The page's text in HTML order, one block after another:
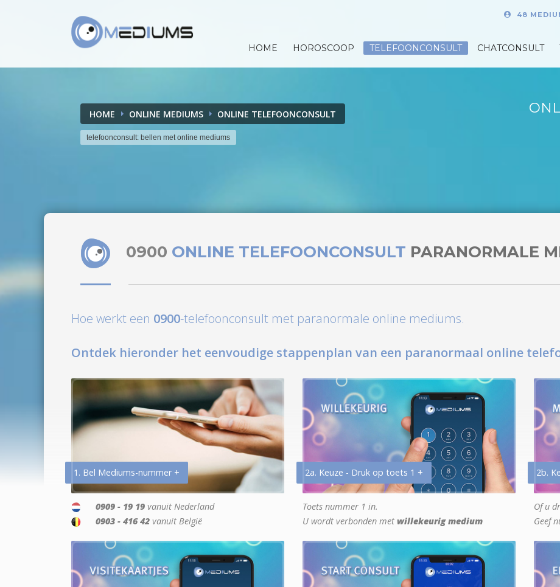
48
HOME HOROSCOOP TELEFOONCONSULT CHATCONSULT
HOME ONLINE MEDIUMS ONLINE TELEFOONCONSULT
telefoonconsult: bellen met online mediums
0900 ONLINE TELEFOONCONSULT PARANORMALE
Hoe werkt een 0900-telefoonconsult met paranormale online mediums.
Ontdek hieronder het eenvoudige stappenplan van een paranormaal online
1. Bel Mediums-nummer +
0909 - 19 19 vanuit Nederland
0903 - 416 42 vanuit België
2a. Keuze - Druk op toets 1 +
Toets nummer 1 in.
U wordt verbonden met willekeurig medium
2b.
Of u
Geef